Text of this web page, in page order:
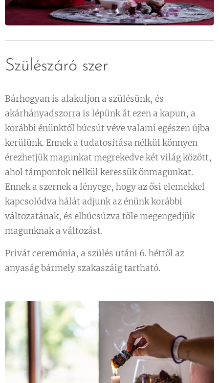
Szülészáró szer
Bárhogyan is alakuljon a szülésünk, és
akárhányadszorra is lépünk át ezen a kapun, a
korábbi énünktől búcsút véve valami egészen újba
kerülünk. Ennek a tudatosítása nélkül könnyen
érezhetjük magunkat megrekedve két világ között,
ahol támpontok nélkül keressük önmagunkat.
Ennek a szernek a lényege, hogy az ősi elemekkel
kapcsolódva hálát adjunk az énünk korábbi
változatának, és elbúcsúzva tőle megengedjük
magunknak a változást.
Privát ceremónia, a szülés utáni 6. héttől az
anyaság bármely szakaszáig tartható.